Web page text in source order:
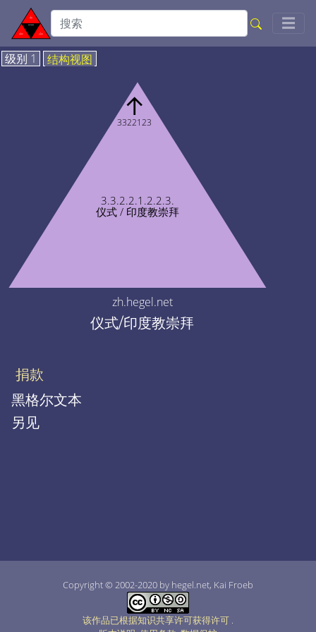
☰
级别 1 结构视图
3.3.2.2.1.2.2.3.
仪式 / 印度教崇拜
↑
3322123
zh.hegel.net
仪式/印度教崇拜
捐款
黑格尔文本
另见
Copyright © 2002-2020 by hegel.net, Kai Froeb
该作品已根据知识共享许可获得许可 .